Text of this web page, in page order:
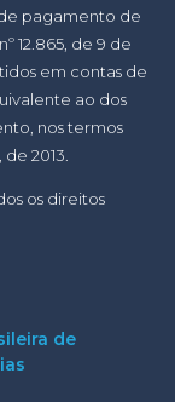
pagamento de
12.865, de 9 de
em contas de
ao dos
nos termos
de 2013.
os direitos
de